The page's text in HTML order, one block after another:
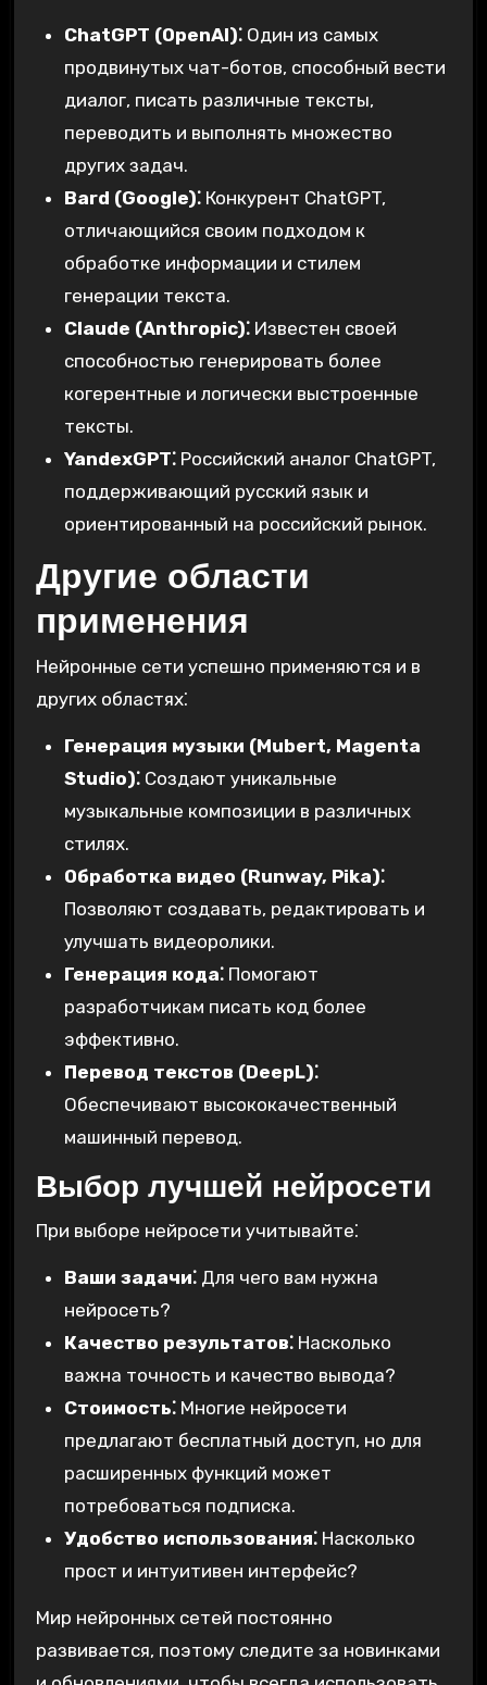
ChatGPT (OpenAI)⁚Один из самых
продвинутых чат-ботов, способный вести
диалог, писать различные тексты,
переводить и выполнять множество
других задач.
Bard (Google)⁚Конкурент ChatGPT,
отличающийся своим подходом к
обработке информации и стилем
генерации текста.
Claude (Anthropic)⁚Известен своей
способностью генерировать более
когерентные и логически выстроенные
тексты.
YandexGPT⁚Российский аналог ChatGPT,
поддерживающий русский язык и
ориентированный на российский рынок.
Другие области
применения
Нейронные сети успешно применяются и в
других областях⁚
Генерация музыки (Mubert, Magenta
Studio)⁚Создают уникальные
музыкальные композиции в различных
стилях.
Обработка видео (Runway, Pika)⁚
Позволяют создавать, редактировать и
улучшать видеоролики.
Генерация кода⁚Помогают
разработчикам писать код более
эффективно.
Перевод текстов (DeepL)⁚
Обеспечивают высококачественный
машинный перевод.
Выбор лучшей нейросети
При выборе нейросети учитывайте⁚
Ваши задачи⁚Для чего вам нужна
нейросеть?
Качество результатов⁚Насколько
важна точность и качество вывода?
Стоимость⁚Многие нейросети
предлагают бесплатный доступ, но для
расширенных функций может
потребоваться подписка.
Удобство использования⁚Насколько
прост и интуитивен интерфейс?
Мир нейронных сетей постоянно
развивается, поэтому следите за новинками